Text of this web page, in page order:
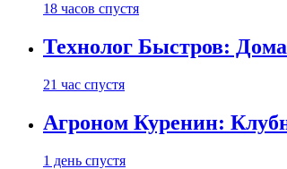
18 часов спустя
Технолог Быстров:
21 час спустя
Агроном Куренин:
1 день спустя